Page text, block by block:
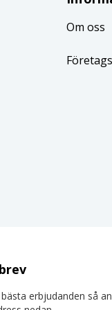
Om oss
erbjudanden så